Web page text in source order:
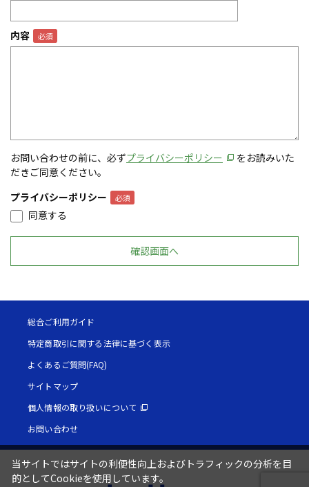
内容
お問い合わせの前に、必ずプライバシーポリシー
をお読みいた
だきご同意ください。
プライバシーポリシー
同意する
総合ご利用ガイド
特定商取引に関する法律に基づく表示
よくあるご質問(FAQ)
サイトマップ
個人情報の取り扱いについて
お問い合わせ
当サイトではサイトの利便性向上およびトラフィックの分析を目
的としてCookieを使用しています。